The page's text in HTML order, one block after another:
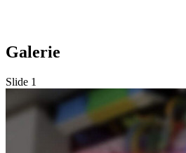
Galerie
Slide 1